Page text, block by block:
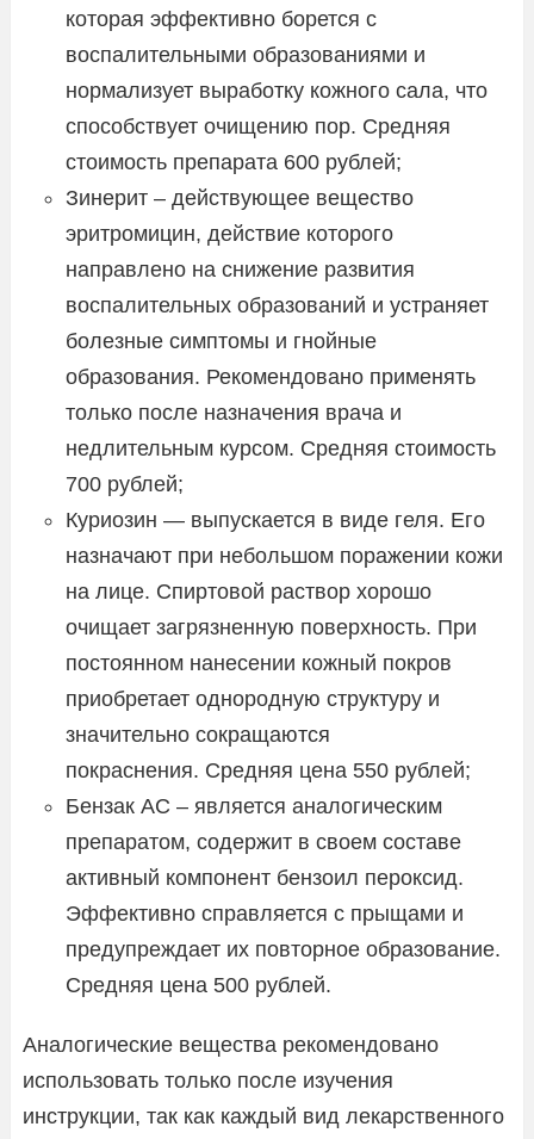
которая эффективно борется с
воспалительными образованиями и
нормализует выработку кожного сала, что
способствует очищению пор. Средняя
стоимость препарата 600 рублей;
Зинерит – действующее вещество
эритромицин, действие которого
направлено на снижение развития
воспалительных образований и устраняет
болезные симптомы и гнойные
образования. Рекомендовано применять
только после назначения врача и
недлительным курсом. Средняя стоимость
700 рублей;
Куриозин — выпускается в виде геля. Его
назначают при небольшом поражении кожи
на лице. Спиртовой раствор хорошо
очищает загрязненную поверхность. При
постоянном нанесении кожный покров
приобретает однородную структуру и
значительно сокращаются
покраснения. Средняя цена 550 рублей;
Бензак АС – является аналогическим
препаратом, содержит в своем составе
активный компонент бензоил пероксид.
Эффективно справляется с прыщами и
предупреждает их повторное образование.
Средняя цена 500 рублей.
Аналогические вещества рекомендовано
использовать только после изучения
инструкции, так как каждый вид лекарственного